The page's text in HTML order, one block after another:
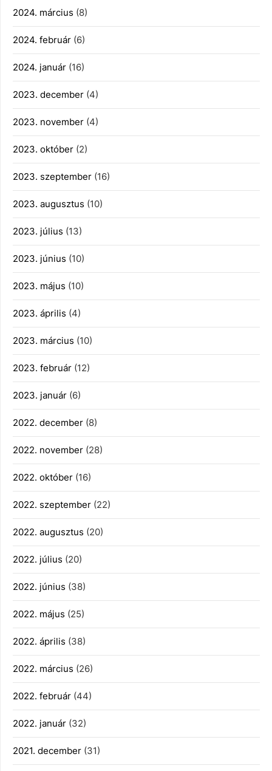
2024. március (8)
2024. február (6)
2024. január (16)
2023. december (4)
2023. november (4)
2023. október (2)
2023. szeptember (16)
2023. augusztus (10)
2023. július (13)
2023. június (10)
2023. május (10)
2023. április (4)
2023. március (10)
2023. február (12)
2023. január (6)
2022. december (8)
2022. november (28)
2022. október (16)
2022. szeptember (22)
2022. augusztus (20)
2022. július (20)
2022. június (38)
2022. május (25)
2022. április (38)
2022. március (26)
2022. február (44)
2022. január (32)
2021. december (31)